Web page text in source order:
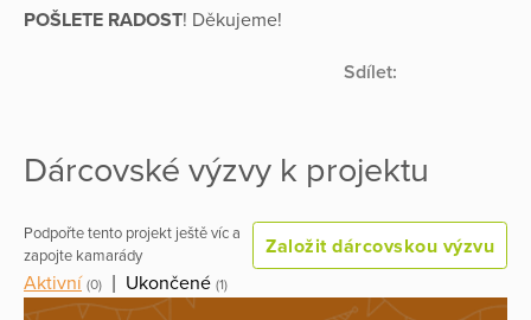
POŠLETE RADOST! Děkujeme!
Sdílet:
Dárcovské výzvy k projektu
Podpořte tento projekt ještě víc a
zapojte kamarády
Založit dárcovskou výzvu
Aktivní (0) | Ukončené (1)